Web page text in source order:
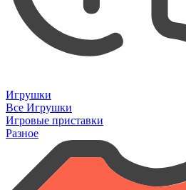
Игрушки
Все Игрушки
Игровые приставки
Разное